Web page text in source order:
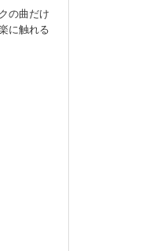
の曲だけ
に触れる